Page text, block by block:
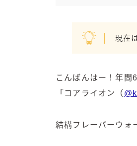
現在
こんばんはー！年間
「コアライオン（
結構フレーバーウォ